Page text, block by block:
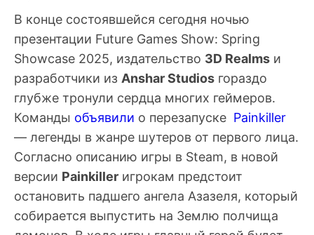
В конце состоявшейся сегодня ночью
презентации Future Games Show: Spring
Showcase 2025, издательство 3D Realms и
разработчики из Anshar Studios гораздо
глубже тронули сердца многих геймеров.
Команды объявили о перезапуске Painkiller
— легенды в жанре шутеров от первого лица.
Согласно описанию игры в Steam, в новой
версии Painkiller игрокам предстоит
остановить падшего ангела Азазеля, который
собирается выпустить на Землю полчища